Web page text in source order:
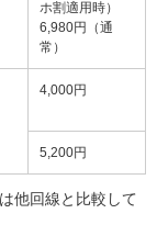
ホ割適用時）
6,980円（通
常）
4,000円
5,200円
他回線と比較して